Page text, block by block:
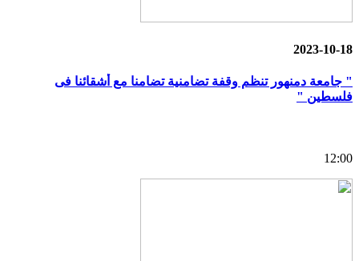
2023-10-18
" جامعة دمنهور تنظم وقفة تضامنية تضامنا مع أشقائنا فى
فلسطين "
12:00